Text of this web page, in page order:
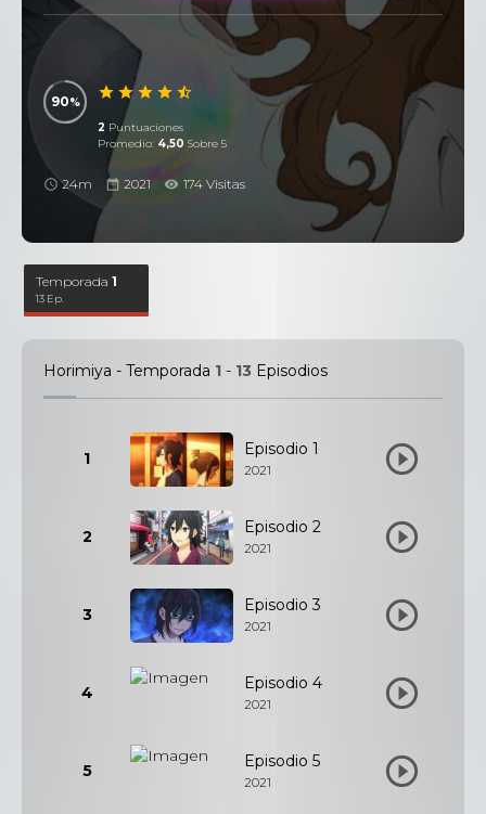
90
2 Puntuaciones
Promedio: 4,50 Sobre 5
24m 2021 174 Visitas
Temporada1
13 Ep.
Horimiya - Temporada 1 - 13 Episodios
1 Episodio 1
2021
2 Episodio 2
2021
3 Episodio 3
2021
4 Episodio 4
2021
5 Episodio 5
2021